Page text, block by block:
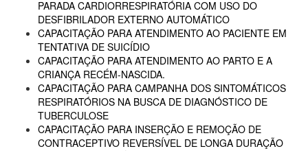
PARADA CARDIORRESPIRATÓRIA COM USO DO
DESFIBRILADOR EXTERNO AUTOMÁTICO
CAPACITAÇÃO PARA ATENDIMENTO AO PACIENTE EM
TENTATIVA DE SUICÍDIO
CAPACITAÇÃO PARA ATENDIMENTO AO PARTO E A
CRIANÇA RECÉM-NASCIDA.
CAPACITAÇÃO PARA CAMPANHA DOS SINTOMÁTICOS
RESPIRATÓRIOS NA BUSCA DE DIAGNÓSTICO DE
TUBERCULOSE
CAPACITAÇÃO PARA INSERÇÃO E REMOÇÃO DE
CONTRACEPTIVO REVERSÍVEL DE LONGA DURAÇÃO